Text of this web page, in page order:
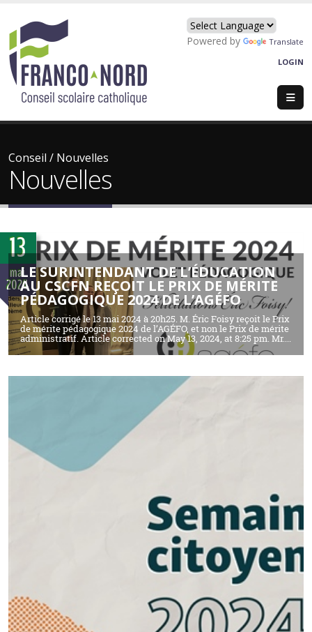
Powered by
Translate
LOGIN
Conseil / Nouvelles
Nouvelles
13
mai
2024
LE SURINTENDANT DE L’ÉDUCATION
AU CSCFN REÇOIT LE PRIX DE MÉRITE
PÉDAGOGIQUE 2024 DE L’AGÉFO
Article corrigé le 13 mai 2024 à 20h25. M. Éric Foisy reçoit le Prix
de mérite pédagogique 2024 de l’AGÉFO, et non le Prix de mérite
administratif. Article corrected on May 13, 2024, at 8:25 pm. Mr....